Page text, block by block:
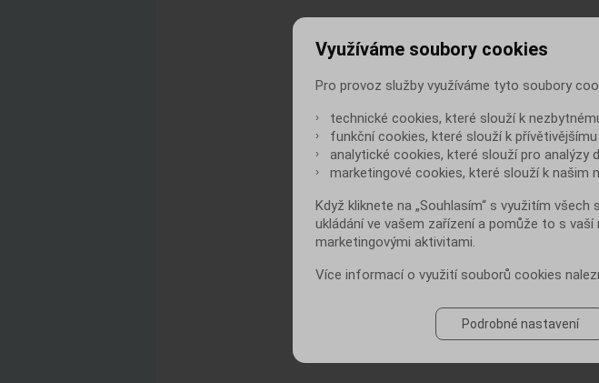
Využíváme soubory cookies
Pro provoz služby využíváme tyto soubory
technické cookies, které slouží k
funkční cookies, které slouží k
analytické cookies, které slouží pro analýzy
marketingové cookies, které slouží k našim
Když kliknete na „Souhlasím“ s využitím
ukládání ve vašem zařízení a pomůže to s
marketingovými aktivitami.
Více informací o využití souborů cookies
Podrobné nastavení